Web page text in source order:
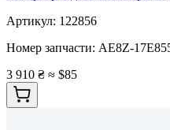
Артикул: 122856
Номер запчасти: AE8Z-
3 910 ₴ ≈ $85